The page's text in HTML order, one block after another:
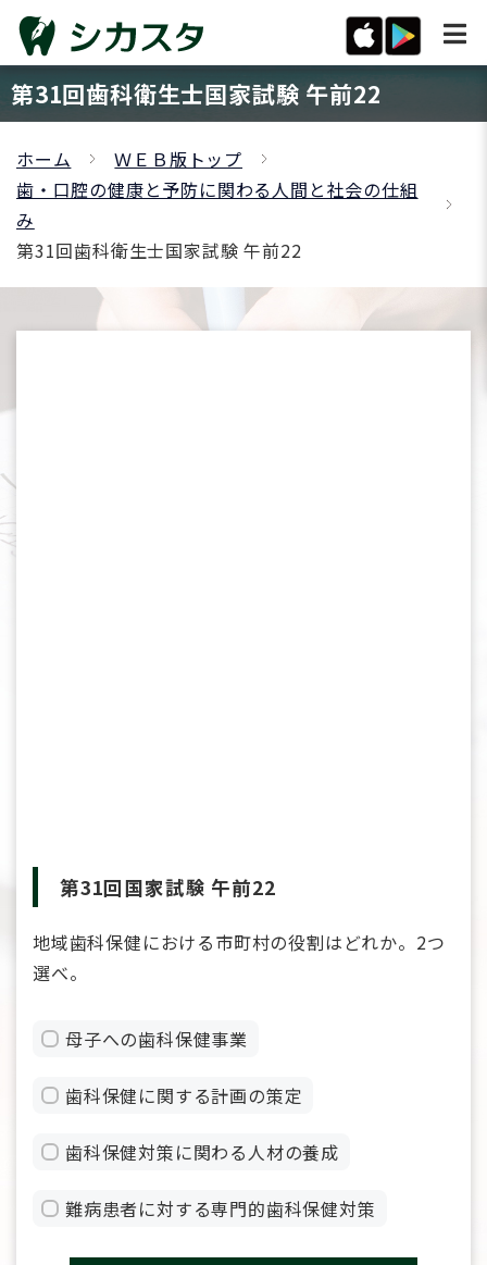
第31回歯科衛生士国家試験 午前22
ホーム
ＷＥＢ版トップ
歯・口腔の健康と予防に関わる人間と社会の仕組
み
第31回歯科衛生士国家試験 午前22
第31回国家試験 午前22
地域歯科保健における市町村の役割はどれか。2つ
選べ。
母子への歯科保健事業
歯科保健に関する計画の策定
歯科保健対策に関わる人材の養成
難病患者に対する専門的歯科保健対策